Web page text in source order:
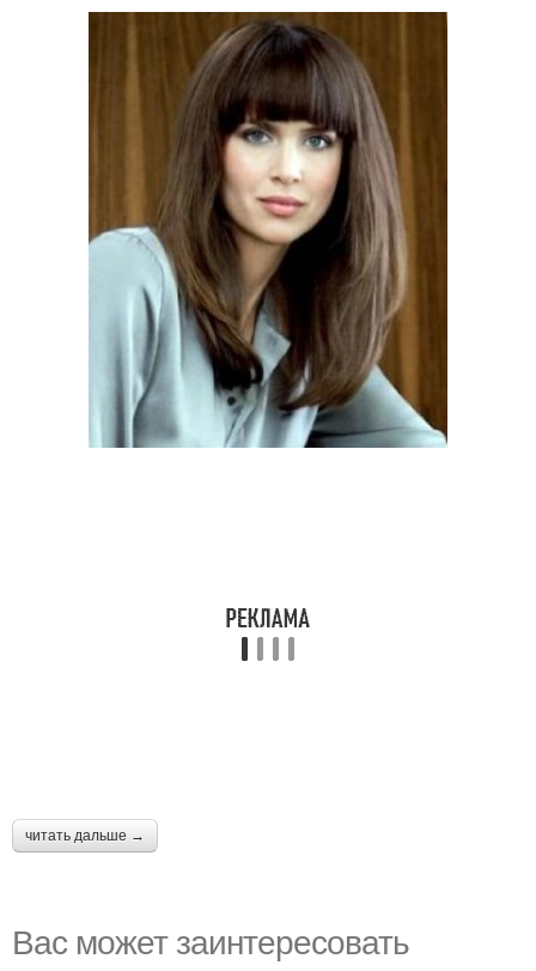
читать дальше →
Вас может заинтересовать